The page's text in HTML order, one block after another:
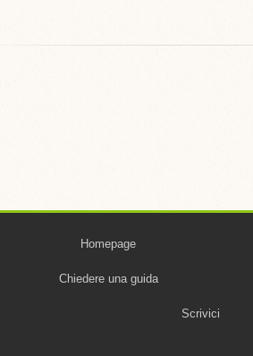
Homepage
Chiedere una guida
Scrivici